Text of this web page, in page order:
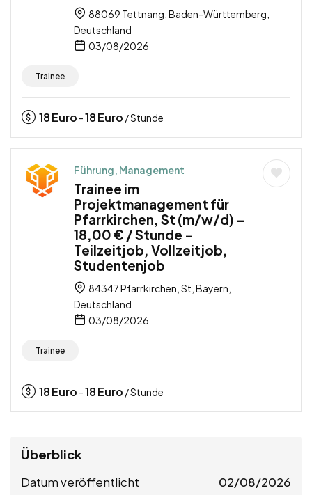
88069 Tettnang, Baden-Württemberg,
Deutschland
03/08/2026
Trainee
18Euro -18Euro / Stunde
Führung, Management
Trainee im
Projektmanagement für
Pfarrkirchen, St (m/w/d) –
18,00 € / Stunde –
Teilzeitjob, Vollzeitjob,
Studentenjob
84347 Pfarrkirchen, St, Bayern,
Deutschland
03/08/2026
Trainee
18Euro -18Euro / Stunde
Überblick
Datum veröffentlicht 02/08/2026